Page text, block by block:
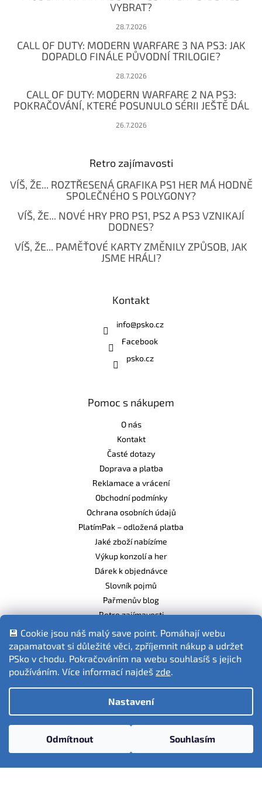
💾 Cookie jsou náš malý save point. Pomáhají webu
zapamatovat si důležité věci, zpříjemnit nákup a udržet
PSko v chodu. Pokračováním na webu souhlasíš s jejich
používáním. Více informací najdeš zde.
Nastavení
Odmítnout Souhlasím
VYBRAT?
28.7.2026
CALL OF DUTY: MODERN WARFARE 3 NA PS3: JAK
DOPADLO FINÁLE PŮVODNÍ TRILOGIE?
28.7.2026
CALL OF DUTY: MODERN WARFARE 2 NA PS3:
POKRAČOVÁNÍ, KTERÉ POSUNULO SÉRII JEŠTĚ DÁL
26.7.2026
Retro zajímavosti
VÍŠ, ŽE... ROZTŘESENÁ GRAFIKA PS1 HER MÁ HODNĚ
SPOLEČNÉHO S POLYGONY?
VÍŠ, ŽE... NOVÉ HRY PRO PS1, PS2 A PS3 VZNIKAJÍ
DODNES?
VÍŠ, ŽE... PAMĚŤOVÉ KARTY ZMĚNILY ZPŮSOB, JAK
JSME HRÁLI?
Kontakt
info@psko.cz
Facebook
psko.cz
Pomoc s nákupem
O nás
Kontakt
Časté dotazy
Doprava a platba
Reklamace a vrácení
Obchodní podmínky
Ochrana osobních údajů
PlatímPak – odložená platba
Jaké zboží nabízíme
Výkup konzolí a her
Dárek k objednávce
Slovník pojmů
Pařmenův blog
Retro zajímavosti
Balíme ekologicky
Fotografie produktů jsou ilustrativní.
Copyright 2026PSko.cz. Všechna práva vyhrazena.